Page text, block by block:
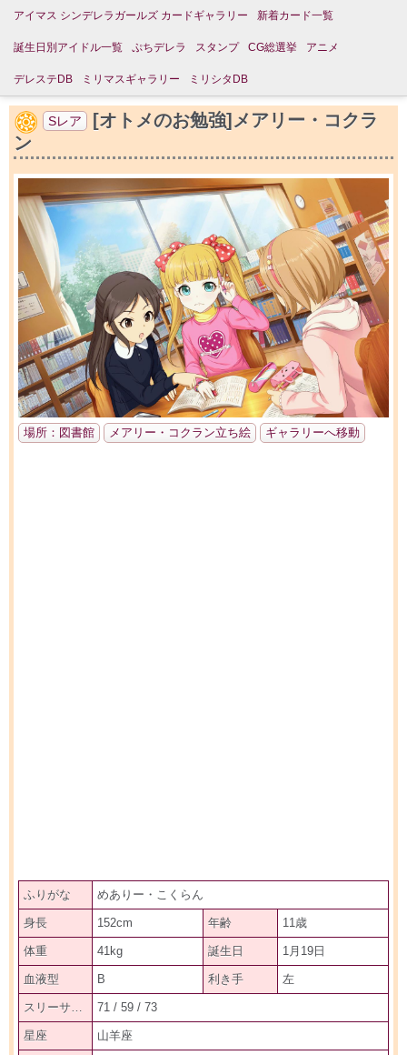
アイマス シンデレラガールズ カードギャラリー 新着カード一覧
誕生日別アイドル一覧 ぷちデレラ スタンプ CG総選挙 アニメ
デレステDB ミリマスギャラリー ミリシタDB
Sレア
[オトメのお勉強]メアリー・コクラ
ン
場所：図書館 メアリー・コクラン立ち絵 ギャラリーへ移動
ふりがな めありー・こくらん
身長 152cm 年齢 11歳
体重 41kg 誕生日 1月19日
血液型 B 利き手 左
71 / 59 / 73
星座 山羊座